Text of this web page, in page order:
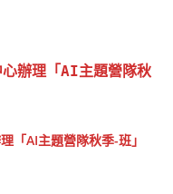
辦理「AI主題營隊秋
「AI主題營隊秋季-班」